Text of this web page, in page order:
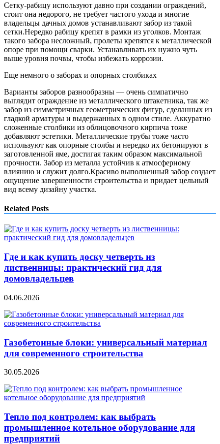
Сетку-рабицу используют давно при создании ограждений,
стоит она недорого, не требует частого ухода и многие
владельцы дачных домов устанавливают забор из такой
сетки.Нередко рабицу крепят в рамки из уголков. Монтаж
такого забора несложный, пролеты крепятся к металлической
опоре при помощи сварки. Устанавливать их нужно чуть
выше уровня почвы, чтобы избежать коррозии.
Еще немного о заборах и опорных столбиках
Варианты заборов разнообразны — очень симпатично
выглядит ограждение из металлического штакетника, так же
забор из симметричных геометрических фигур, сделанных из
гладкой арматуры и выдержанных в одном стиле. Аккуратно
сложенные столбики из облицовочного кирпича тоже
добавляют эстетики. Металлические трубы тоже часто
используют как опорные столбы и нередко их бетонируют в
заготовленной яме, достигая таким образом максимальной
прочности. Забор из металла устойчив к атмосферному
влиянию и служит долго.Красиво выполненный забор создает
ощущение завершенности строительства и придает цельный
вид всему дизайну участка.
Related Posts
Где и как купить доску четверть из
лиственницы: практический гид для
домовладельцев
04.06.2026
Газобетонные блоки: универсальный материал
для современного строительства
30.05.2026
Тепло под контролем: как выбрать
промышленное котельное оборудование для
предприятий